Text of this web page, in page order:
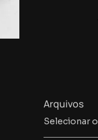
Arquivos